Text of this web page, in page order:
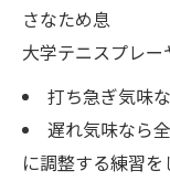
さなため息
大学テニスプレ
打ち急ぎ気味
遅れ気味なら
に調整する練習を